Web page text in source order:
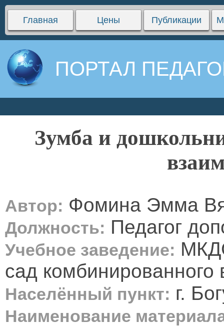
Главная Цены Публикации
ПОРТАЛ
Зумба и
Автор: Фомина Эмма
Должность: Педагог
Учебное заведение:
сад комбинированного
Населённый пункт: г.
Наименование